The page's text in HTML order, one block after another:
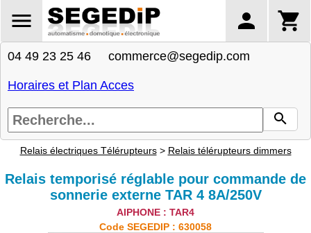
04 49 23 25 46 commerce@segedip.com
Horaires et Plan Acces
Relais électriques Télérupteurs> Relais télérupteurs dimmers
Relais temporisé réglable pour commande de
sonnerie externe TAR 4 8A/250V
AIPHONE : TAR4
Code SEGEDIP : 630058